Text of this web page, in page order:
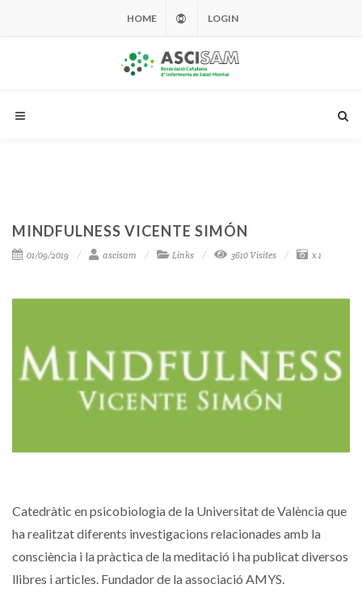
HOME LOGIN
MINDFULNESS VICENTE SIMÓN
01/09/2019 ascisam Links 3610 Visites x 1
Catedràtic en psicobiologia de la Universitat de València que
ha realitzat diferents investigacions relacionades amb la
consciència i la pràctica de la meditació i ha publicat diversos
llibres i articles. Fundador de la associació AMYS.